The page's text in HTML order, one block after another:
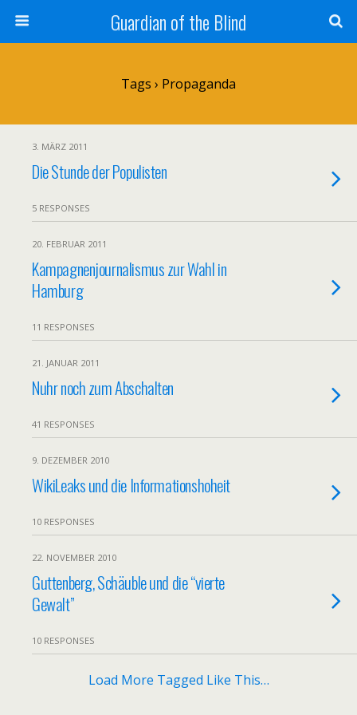
Guardian of the Blind
Tags › Propaganda
3. MÄRZ 2011
Die Stunde der Populisten
5 RESPONSES
20. FEBRUAR 2011
Kampagnenjournalismus zur Wahl in
Hamburg
11 RESPONSES
21. JANUAR 2011
Nuhr noch zum Abschalten
41 RESPONSES
9. DEZEMBER 2010
WikiLeaks und die Informationshoheit
10 RESPONSES
22. NOVEMBER 2010
Guttenberg, Schäuble und die “vierte
Gewalt”
10 RESPONSES
Load More Tagged Like This…